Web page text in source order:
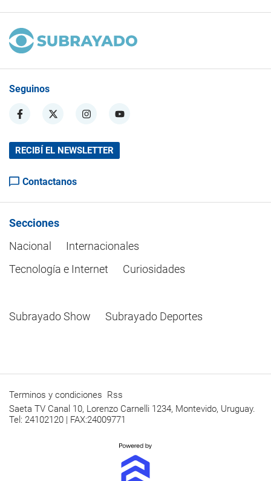
Seguinos
RECIBÍ EL NEWSLETTER
Contactanos
Secciones
Nacional
Internacionales
Tecnología e Internet
Curiosidades
Subrayado Show Subrayado Deportes
Terminos y condiciones Rss
Saeta TV Canal 10, Lorenzo Carnelli 1234, Montevido, Uruguay.
Tel: 24102120 | FAX:24009771